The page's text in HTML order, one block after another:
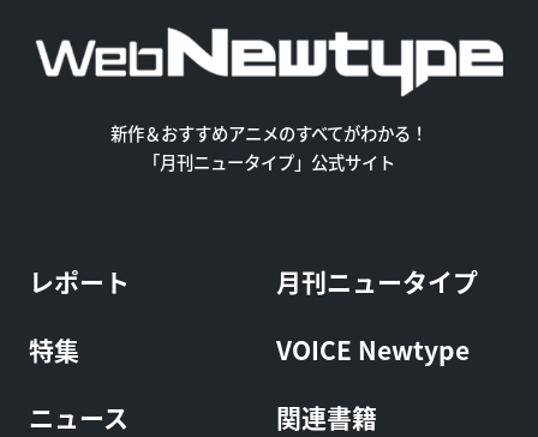
新作＆おすすめアニメのすべてがわかる！
「月刊ニュータイプ」公式サイト
レポート
特集
ニュース
月刊ニュータイプ
VOICE Newtype
関連書籍